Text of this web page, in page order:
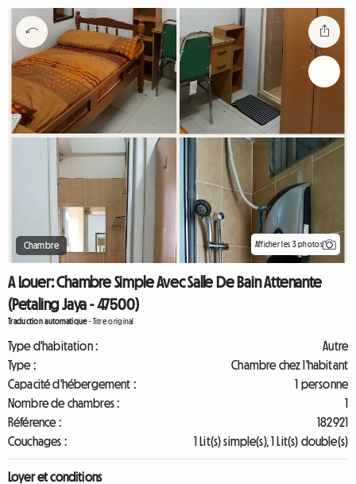
Chambre Afficher les 3 photos
A Louer: Chambre Simple Avec Salle De Bain Attenante
(Petaling Jaya - 47500)
Traduction automatique-Titre original
Type d'habitation :
Autre
Type :
Chambre chez l'habitant
Capacité d'hébergement :
1 personne
Nombre de chambres :
1
Référence :
182921
Couchages :
1 Lit(s) simple(s), 1 Lit(s) double(s)
Loyer et conditions